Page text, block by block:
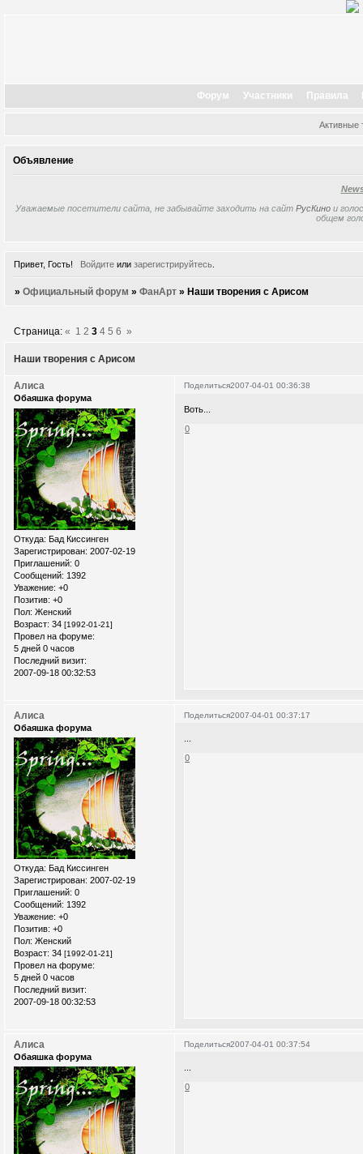
Форум Участники Правила
Активные
Объявление
Уважаемые посетители сайта, не забывайте заходить на сайт РусКино и
общем
Привет, Гость! Войдитеили зарегистрируйтесь.
»Официальный форум »ФанАрт »Наши творения с Арисом
Наши творения с Арисом
Страница:« 1 2 3 4 5 6 »
Поделиться2007-04-01 00:36:38
Алиса
Обаяшка форума
Откуда: Бад Киссинген
Зарегистрирован: 2007-02-19
Приглашений: 0
Сообщений: 1392
Уважение: +0
Позитив: +0
Пол: Женский
Возраст: 34 [1992-01-21]
Провел на форуме:
5 дней 0 часов
Последний визит:
2007-09-18 00:32:53
Воть...
0
Поделиться2007-04-01 00:37:17
Алиса
Обаяшка форума
Откуда: Бад Киссинген
Зарегистрирован: 2007-02-19
Приглашений: 0
Сообщений: 1392
Уважение: +0
Позитив: +0
Пол: Женский
Возраст: 34 [1992-01-21]
Провел на форуме:
5 дней 0 часов
Последний визит:
2007-09-18 00:32:53
0
Поделиться2007-04-01 00:37:54
Алиса
Обаяшка форума
...
0